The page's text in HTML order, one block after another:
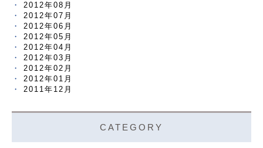
2012年08月
2012年07月
2012年06月
2012年05月
2012年04月
2012年03月
2012年02月
2012年01月
2011年12月
CATEGORY